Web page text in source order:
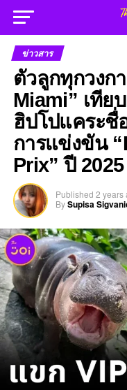
ข่าวสาร
ตัวลูกทุกวงก
Miami” เทีย
ฮิปโปแคระชื่
การแข่งขัน
Prix” ปี 2025
Published 2 years
BySupisa